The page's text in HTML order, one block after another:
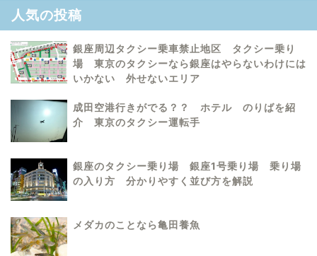
人気の投稿
銀座周辺タクシー乗車禁止地区 タクシー乗り
場 東京のタクシーなら銀座はやらないわけには
いかない 外せないエリア
成田空港行きがでる？？ ホテル のりばを紹
介 東京のタクシー運転手
銀座のタクシー乗り場 銀座1号乗り場 乗り場
の入り方 分かりやすく並び方を解説
メダカのことなら亀田養魚